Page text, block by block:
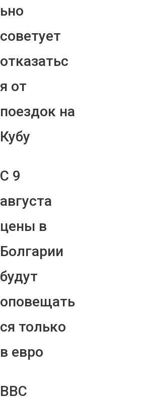
ьно
советует
отказатьс
я от
поездок на
Кубу
С 9
августа
цены в
Болгарии
будут
оповещать
ся только
в евро
ВВС